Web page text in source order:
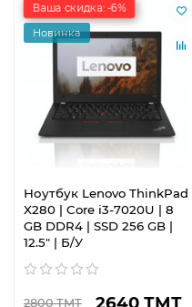
Ваша скидка: -6%
Новинка
Ноутбук Lenovo ThinkPad
X280 | Core i3-7020U | 8
GB DDR4 | SSD 256 GB |
12.5" | Б/У
2800 ТМТ